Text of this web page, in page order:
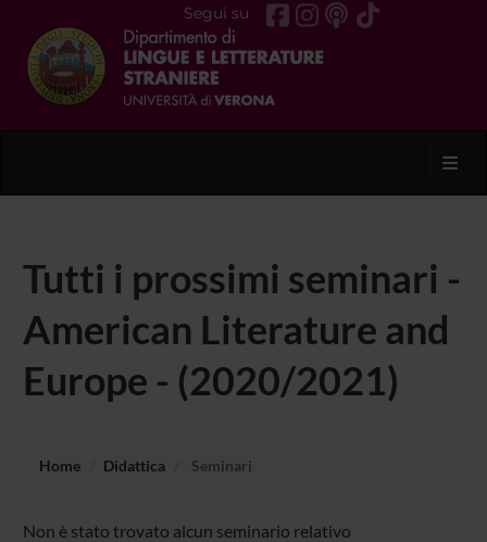
Segui su
Tutti i prossimi seminari -
American Literature and
Europe - (2020/2021)
Home Didattica Seminari
Non è stato trovato alcun seminario relativo